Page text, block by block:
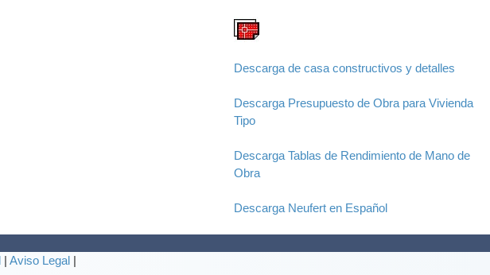
Descarga de casa constructivos y detalles
Descarga Presupuesto de Obra para Vivienda
Tipo
Descarga Tablas de Rendimiento de Mano de
Obra
Descarga Neufert en Español
Aviso Legal